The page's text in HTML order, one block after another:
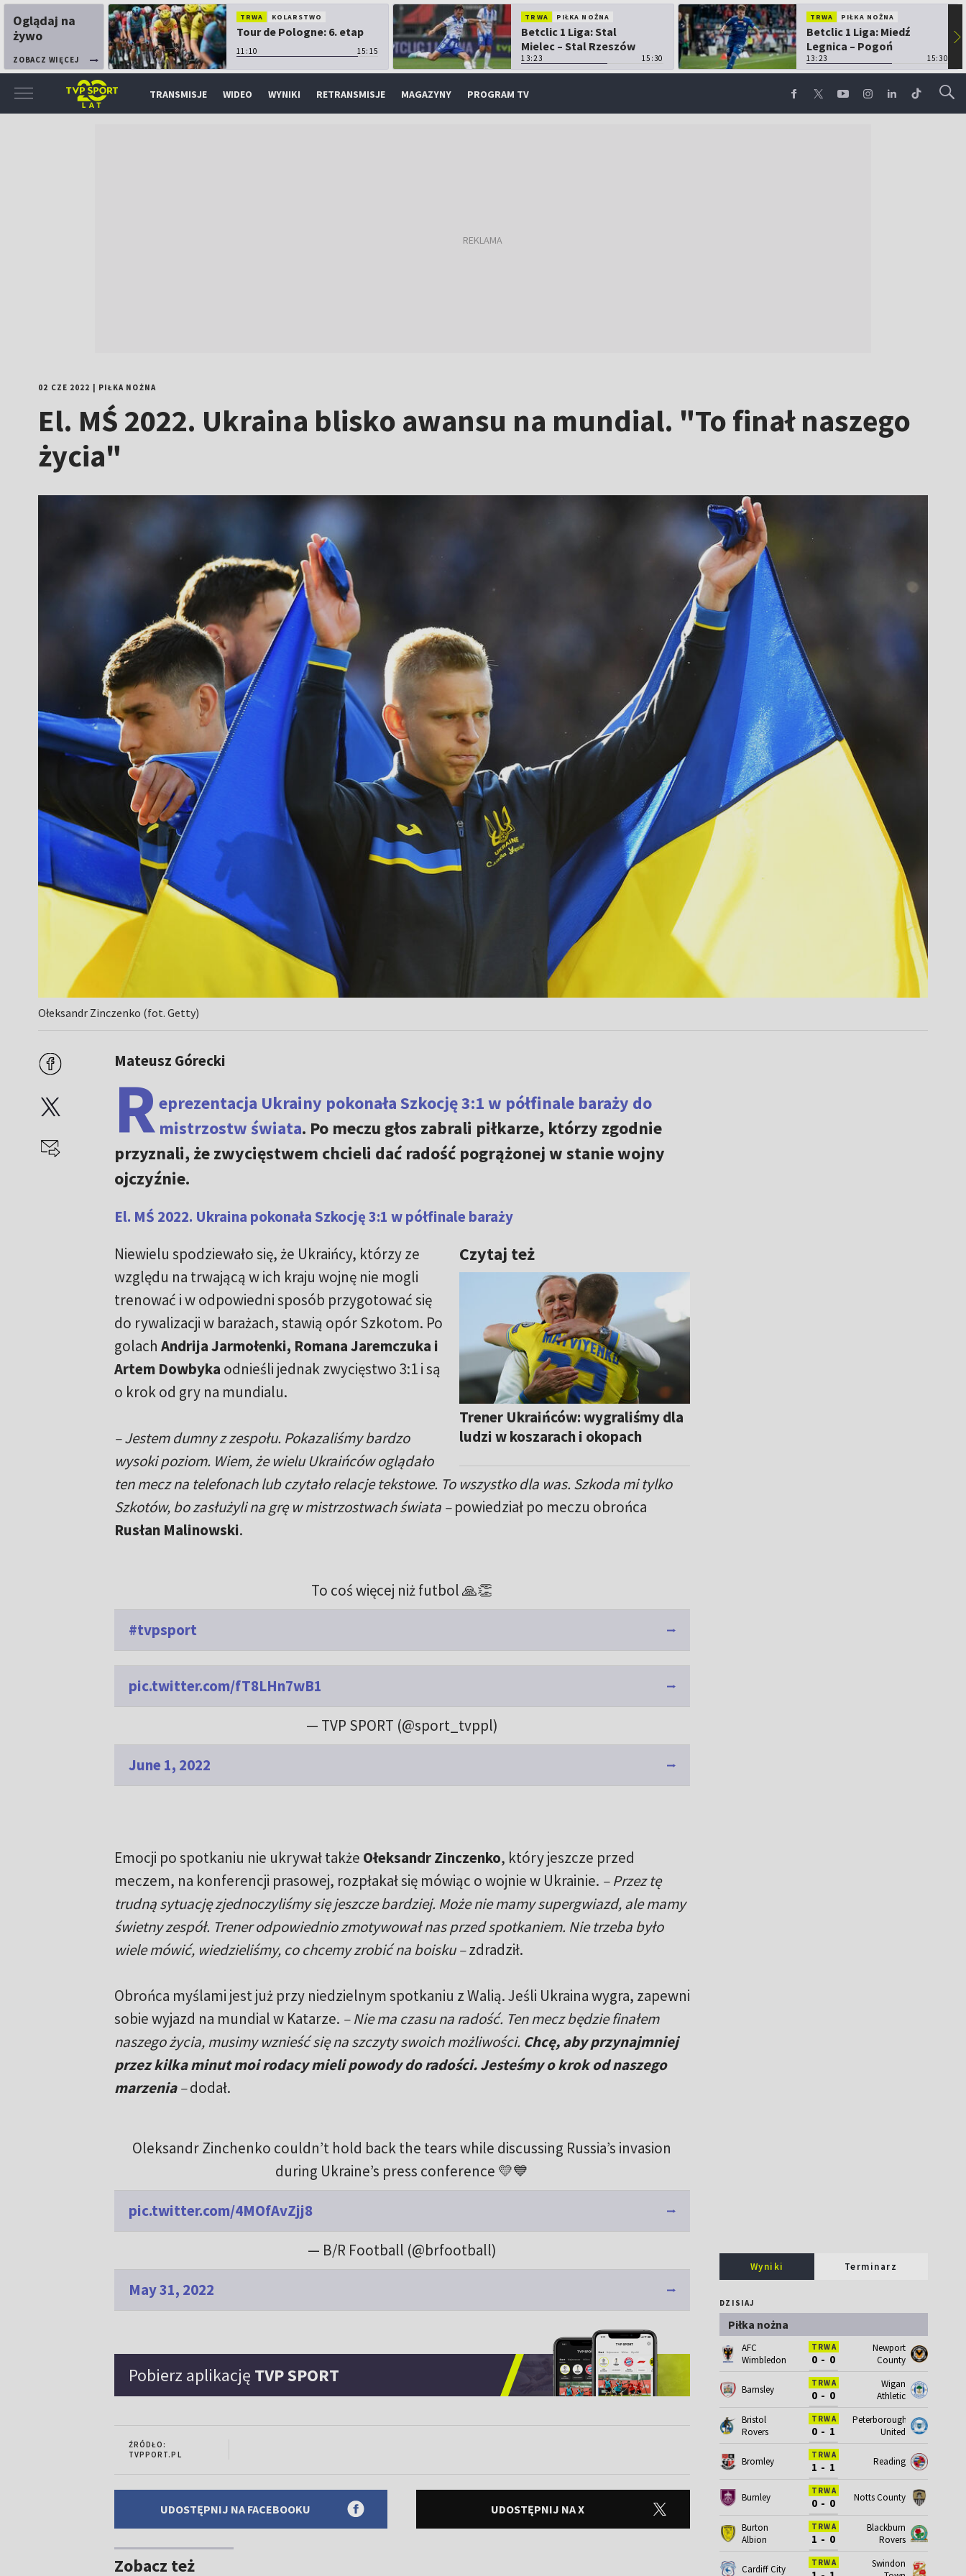
Oglądaj na
żywo
ZOBACZ WIĘCEJ
TRWA KOLARSTWO
Tour de Pologne: 6. etap
11:10 15:15
TRWA PIŁKA NOŻNA
Betclic 1 Liga: Stal
Mielec – Stal Rzeszów
13:23 15:30
TRWA PIŁKA NOŻNA
Betclic 1 Liga: Miedź
Legnica – Pogoń
Grodzisk Mazowiecki
13:23 15:30
▶
TRANSMISJE WIDEO WYNIKI RETRANSMISJE MAGAZYNY PROGRAM TV
02 CZE 2022 PIŁKA NOŻNA
El. MŚ 2022. Ukraina blisko awansu na mundial. "To finał naszego
życia"
Ołeksandr Zinczenko (fot. Getty)
Mateusz Górecki
Reprezentacja Ukrainy pokonała Szkocję 3:1 w półfinale baraży do
mistrzostw świata. Po meczu głos zabrali piłkarze, którzy zgodnie
przyznali, że zwycięstwem chcieli dać radość pogrążonej w stanie wojny
ojczyźnie.
El. MŚ 2022. Ukraina pokonała Szkocję 3:1 w półfinale baraży
Czytaj też
Trener Ukraińców: wygraliśmy dla
ludzi w koszarach i okopach
Niewielu spodziewało się, że Ukraińcy, którzy ze
względu na trwającą w ich kraju wojnę nie mogli
trenować i w odpowiedni sposób przygotować się
do rywalizacji w barażach, stawią opór Szkotom. Po
golach Andrija Jarmołenki, Romana Jaremczuka i
Artem Dowbyka odnieśli jednak zwycięstwo 3:1 i są
o krok od gry na mundialu.
– Jestem dumny z zespołu. Pokazaliśmy bardzo
wysoki poziom. Wiem, że wielu Ukraińców oglądało
ten mecz na telefonach lub czytało relacje tekstowe. To wszystko dla was. Szkoda mi tylko
Szkotów, bo zasłużyli na grę w mistrzostwach świata –powiedział po meczu obrońca
Rusłan Malinowski.
To coś więcej niż futbol 🙏👏
#tvpsport
pic.twitter.com/fT8LHn7wB1
— TVP SPORT (@sport_tvppl)
June 1, 2022
Emocji po spotkaniu nie ukrywał także Ołeksandr Zinczenko, który jeszcze przed
meczem, na konferencji prasowej, rozpłakał się mówiąc o wojnie w Ukrainie. – Przez tę
trudną sytuację zjednoczyliśmy się jeszcze bardziej. Może nie mamy supergwiazd, ale mamy
świetny zespół. Trener odpowiednio zmotywował nas przed spotkaniem. Nie trzeba było
wiele mówić, wiedzieliśmy, co chcemy zrobić na boisku –zdradził.
Obrońca myślami jest już przy niedzielnym spotkaniu z Walią. Jeśli Ukraina wygra, zapewni
sobie wyjazd na mundial w Katarze. – Nie ma czasu na radość. Ten mecz będzie finałem
naszego życia, musimy wznieść się na szczyty swoich możliwości. Chcę, aby przynajmniej
przez kilka minut moi rodacy mieli powody do radości. Jesteśmy o krok od naszego
marzenia–dodał.
Oleksandr Zinchenko couldn’t hold back the tears while discussing Russia’s invasion
during Ukraine’s press conference 💛💙
pic.twitter.com/4MOfAvZjj8
— B/R Football (@brfootball)
May 31, 2022
Pobierz aplikację TVP SPORT
ŹRÓDŁO:
TVPPORT.PL
UDOSTĘPNIJ NA FACEBOOKU UDOSTĘPNIJ NA X
Zobacz też
Wyniki Terminarz
DZISIAJ
Piłka nożna
AFC
Wimbledon
TRWA
0 - 0
Newport
County
Barnsley
TRWA
0 - 0
Wigan
Athletic
Bristol
Rovers
TRWA
0 - 1
Peterborough
United
Bromley
TRWA
1 - 1 Reading
Burnley
TRWA
0 - 0 Notts County
Burton
Albion
TRWA
1 - 0
Blackburn
Rovers
Cardiff City
TRWA
Swindon